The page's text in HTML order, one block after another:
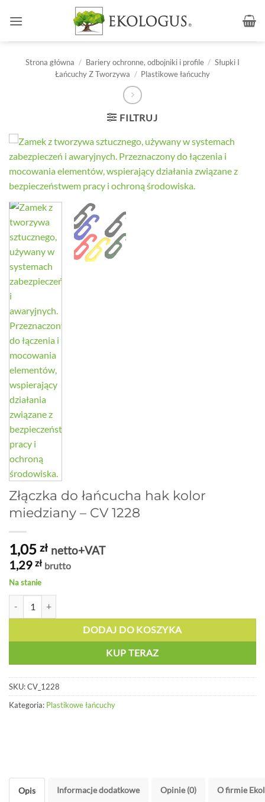
Strona główna / Bariery ochronne, odbojniki i profile / Słupki I
Łańcuchy Z Tworzywa / Plastikowe łańcuchy
FILTRUJ
Złączka do łańcucha hak kolor
miedziany – CV 1228
1,05 zł netto+VAT
1,29 zł brutto
Na stanie
DODAJ DO KOSZYKA
KUP TERAZ
SKU:CV_1228
Kategoria: Plastikowe łańcuchy
Opis Informacje dodatkowe Opinie (0) O firmie